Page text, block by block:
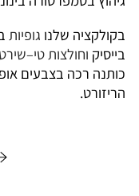
בקולקציה שלנו גופיות
בייסיק וחולצות טי–שירט
כותנה רכה בצבעים
הריזורט.